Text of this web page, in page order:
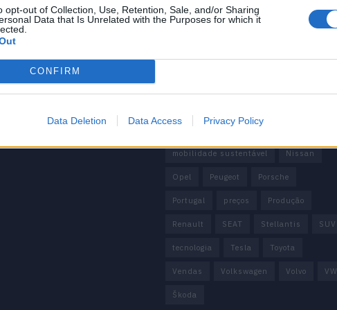
opt-out of Collection, Use, Retention, Sale, and/or Sharing
Data that Is Unrelated with the Purposes for which it
CONFIRM
Data Deletion Data Access Privacy Policy
Privacidade
condições
China Citröen
Europa Ferrari FIAT Ford
Mercedes-Benz Mobilidade elétrica
mobilidade sustentável Nissan
Opel Peugeot Porsche
Portugal preços Produção
Renault SEAT Stellantis SUV
tecnologia Tesla Toyota
Vendas Volkswagen Volvo VW
Škoda